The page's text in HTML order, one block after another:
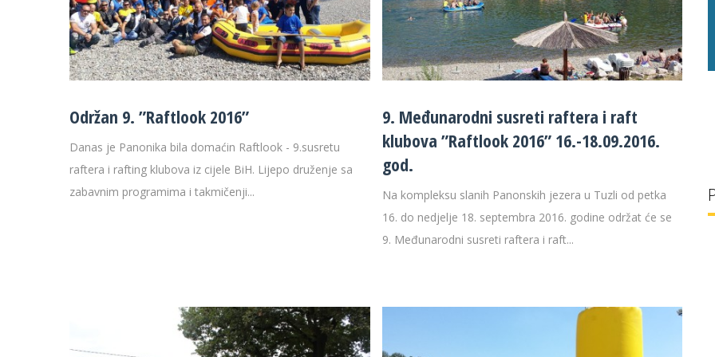
Održan 9. ”Raftlook 2016”
Danas je Panonika bila domaćin Raftlook - 9.susretu
raftera i rafting klubova iz cijele BiH. Lijepo druženje sa
zabavnim programima i takmičenji...
9. Međunarodni susreti raftera i raft
klubova ”Raftlook 2016” 16.-18.09.2016.
god.
Na kompleksu slanih Panonskih jezera u Tuzli od petka
16. do nedjelje 18. septembra 2016. godine održat će se
9. Međunarodni susreti raftera i raft...
29 °C 32 g/l 29 °C 32 g/l